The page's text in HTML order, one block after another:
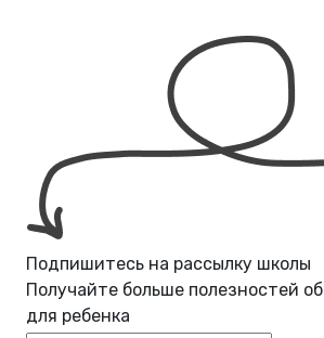
Подпишитесь на рассылку школы
Получайте больше полезностей об
для ребенка